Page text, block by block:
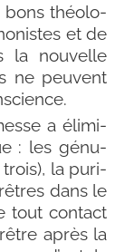
bons théo­lo­
et de
la nou­velle
ne peuvent
a éli­mi­
: les génu­
trois), la puri­
dans le
tout contact
après la